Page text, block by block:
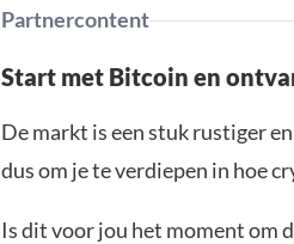
Partnercontent
Start met Bitcoin en
De markt is een stuk rustiger
dus om je te verdiepen in hoe
Is dit voor jou het moment om